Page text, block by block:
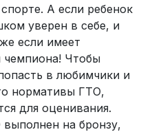
А если ребенок
уверен в себе, и
если имеет
чемпиона! Чтобы
в любимчики и
нормативы ГТО,
для оценивания.
на бронзу,